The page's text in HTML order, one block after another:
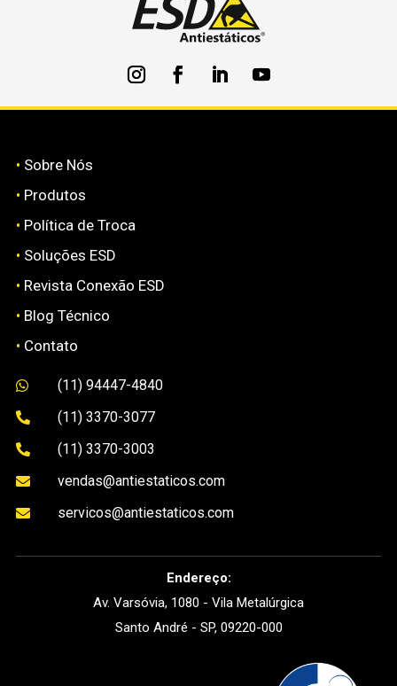
• Sobre Nós
• Produtos
• Política de Troca
• Soluções ESD
• Revista Conexão ESD
• Blog Técnico
• Contato
 (11) 94447-4840
 (11) 3370-3077
 (11) 3370-3003
 vendas@antiestaticos.com
 servicos@antiestaticos.com
Endereço:
Av. Varsóvia, 1080 - Vila Metalúrgica
Santo André - SP, 09220-000